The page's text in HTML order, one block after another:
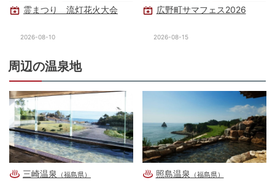
霊まつり 流灯花火大会
2026-08-10
広野町サマフェス2026
2026-08-15
周辺の温泉地
三崎温泉 （福島県） 照島温泉 （福島県）